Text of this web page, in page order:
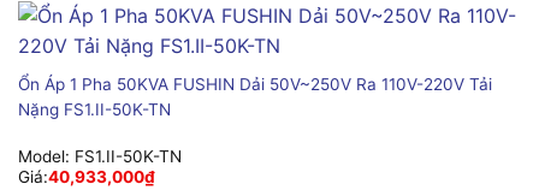
Ổn Áp 1 Pha 50KVA FUSHIN Dải 50V~250V Ra 110V-220V Tải
Nặng FS1.II-50K-TN
Model: FS1.II-50K-TN
Giá:40,933,000₫